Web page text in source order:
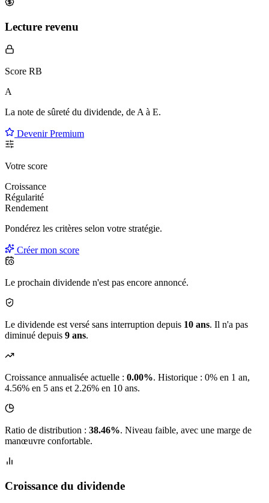
Lecture revenu
Score RB
A
La note de sûreté du dividende, de A à E.
Devenir Premium
Votre score
Croissance
Régularité
Rendement
Pondérez les critères selon votre stratégie.
Créer mon score
Le prochain dividende n'est pas encore annoncé.
Le dividende est versé sans interruption depuis 10 ans. Il n'a pas
diminué depuis 9 ans.
Croissance annualisée actuelle : 0.00%. Historique : 0% en 1 an,
4.56% en 5 ans et 2.26% en 10 ans.
Ratio de distribution : 38.46%. Niveau faible, avec une marge de
manœuvre confortable.
Croissance du dividende